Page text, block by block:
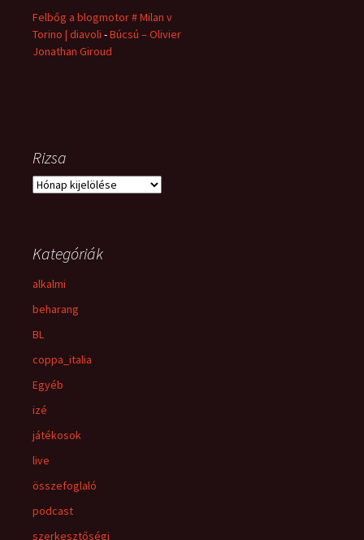
Felbőg a blogmotor # Milan v
Torino | diavoli -Búcsú – Olivier
Jonathan Giroud
Rizsa
Rizsa
Kategóriák
alkalmi
beharang
BL
coppa_italia
Egyéb
izé
játékosok
live
összefoglaló
podcast
szerkesztőségi